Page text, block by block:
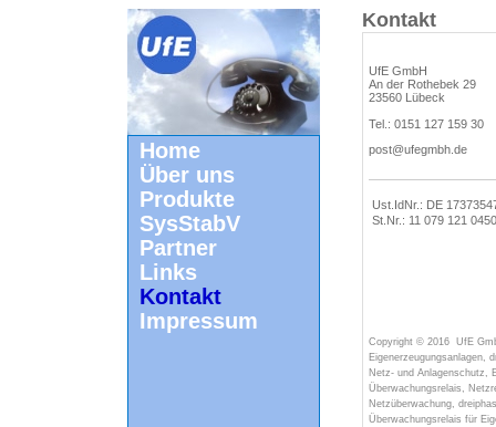
Home
Über uns
Produkte
SysStabV
Partner
Links
Kontakt
Impressum
Kontakt
UfE GmbH
An der Rothebek 29
23560 Lübeck
Tel.: 0151 127 159 30
post@ufegmbh.de
Ust.IdNr.: DE
St.Nr.: 11 079 121
Copyright © 2016 UfE
Eigenerzeugungsanlagen,
Netz- und Anlagenschutz,
Überwachungsrelais,
Netzüberwachung,
Überwachungsrelais für